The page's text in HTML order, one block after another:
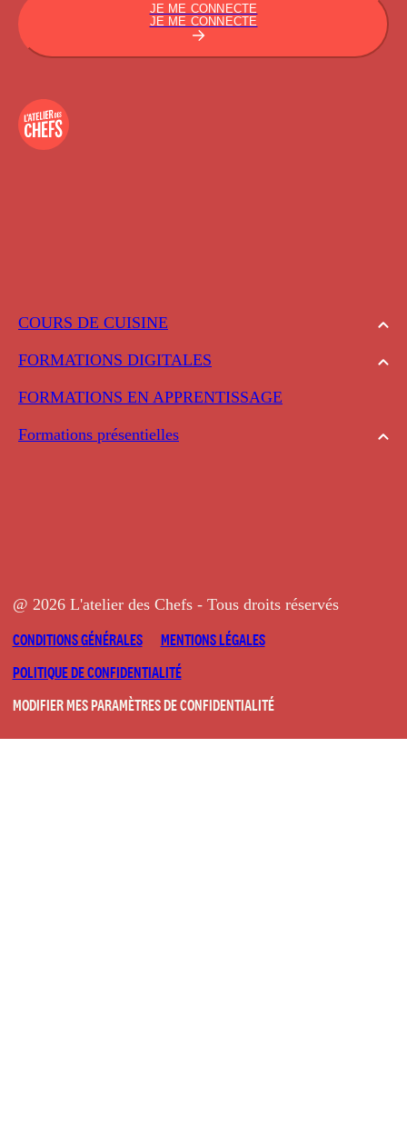
COURS DE CUISINE
FORMATIONS DIGITALES
FORMATIONS EN APPRENTISSAGE
Formations présentielles
JE ME CONNECTE
JE ME CONNECTE
@ 2026 L'atelier des Chefs - Tous droits réservés
CONDITIONS GÉNÉRALES
MENTIONS LÉGALES
POLITIQUE DE CONFIDENTIALITÉ
MODIFIER MES PARAMÈTRES DE CONFIDENTIALITÉ